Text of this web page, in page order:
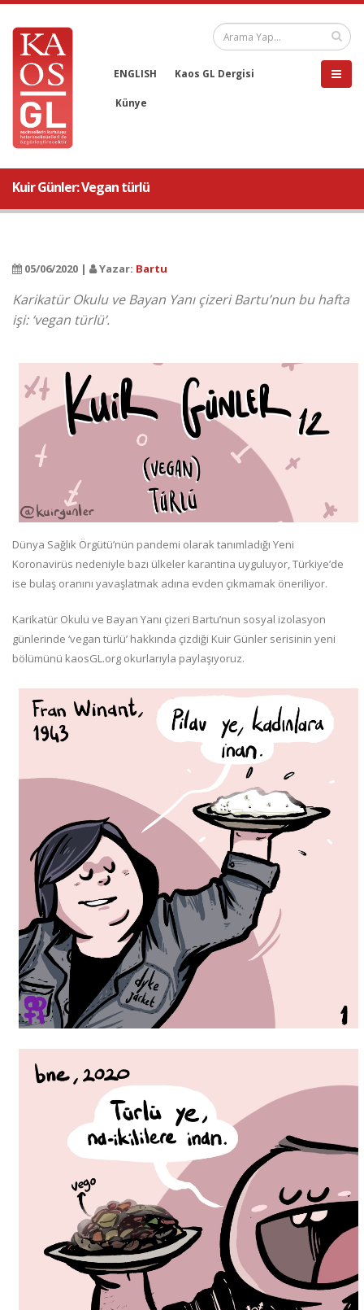
ENGLISH Kaos GL Dergisi
Künye
Kuir Günler: Vegan türlü
05/06/2020 | Yazar: Bartu
Karikatür Okulu ve Bayan Yanı çizeri Bartu’nun bu hafta
işi: ‘vegan türlü’.
Dünya Sağlık Örgütü’nün pandemi olarak tanımladığı Yeni
Koronavirüs nedeniyle bazı ülkeler karantina uyguluyor, Türkiye’de
ise bulaş oranını yavaşlatmak adına evden çıkmamak öneriliyor.
Karikatür Okulu ve Bayan Yanı çizeri Bartu’nun sosyal izolasyon
günlerinde ‘vegan türlü’ hakkında çizdiği Kuir Günler serisinin yeni
bölümünü kaosGL.org okurlarıyla paylaşıyoruz.